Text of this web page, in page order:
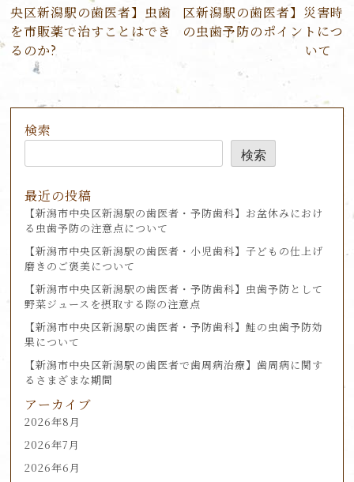
稿
ナ
ビ
シ
央区新潟駅の歯医者】虫歯
を市販薬で治すことはでき
るのか?
区新潟駅の歯医者】災害時
の虫歯予防のポイントにつ
いて
検索
検索
最近の投稿
【新潟市中央区新潟駅の歯医者・予防歯科】お盆休みにおけ
る虫歯予防の注意点について
【新潟市中央区新潟駅の歯医者・小児歯科】子どもの仕上げ
磨きのご褒美について
【新潟市中央区新潟駅の歯医者・予防歯科】虫歯予防として
野菜ジュースを摂取する際の注意点
【新潟市中央区新潟駅の歯医者・予防歯科】鮭の虫歯予防効
果について
【新潟市中央区新潟駅の歯医者で歯周病治療】歯周病に関す
るさまざまな期間
アーカイブ
2026年8月
2026年7月
2026年6月